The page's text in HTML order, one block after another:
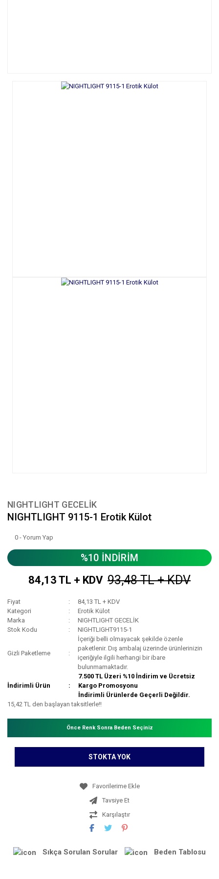
NIGHTLIGHT GECELİK
NIGHTLIGHT 9115-1 Erotik Külot
0 - Yorum Yap
%10 İNDİRİM
84,13 TL + KDV 93,48 TL + KDV
Fiyat
84,13 TL + KDV
Kategori
Erotik Külot
Marka
NIGHTLIGHT GECELİK
Stok Kodu
NIGHTLIGHT9115-1
Gizli Paketleme
İçeriği belli olmayacak şekilde özenle
paketlenir. Dış ambalaj üzerinde ürünlerinizin
içeriğiyle ilgili herhangi bir ibare
bulunmamaktadır.
İndirimli Ürün
7.500 TL Üzeri %10 İndirim ve Ücretsiz
Kargo Promosyonu
İndirimli Ürünlerde Geçerli Değildir.
15,42 TL den başlayan taksitlerle!!
Önce Renk Sonra Beden Seçiniz
STOKTA YOK
Tavsiye Et
Karşılaştır
Sıkça Sorulan Sorular Beden Tablosu